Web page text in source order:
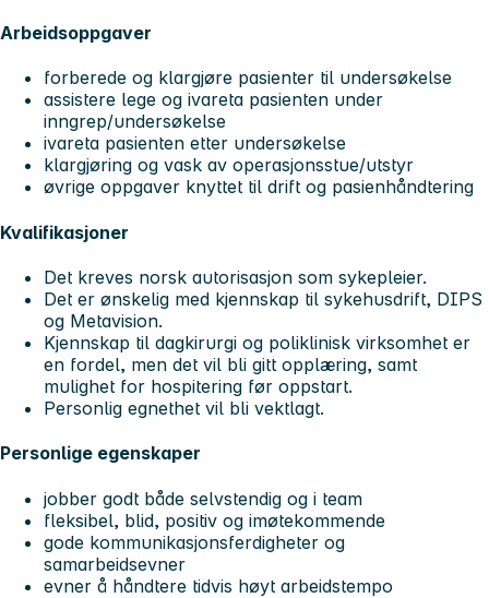
Arbeidsoppgaver
forberede og klargjøre pasienter til undersøkelse
assistere lege og ivareta pasienten under
inngrep/undersøkelse
ivareta pasienten etter undersøkelse
klargjøring og vask av operasjonsstue/utstyr
øvrige oppgaver knyttet til drift og pasienhåndtering
Kvalifikasjoner
Det kreves norsk autorisasjon som sykepleier.
Det er ønskelig med kjennskap til sykehusdrift, DIPS
og Metavision.
Kjennskap til dagkirurgi og poliklinisk virksomhet er
en fordel, men det vil bli gitt opplæring, samt
mulighet for hospitering før oppstart.
Personlig egnethet vil bli vektlagt.
Personlige egenskaper
jobber godt både selvstendig og i team
fleksibel, blid, positiv og imøtekommende
gode kommunikasjonsferdigheter og
samarbeidsevner
evner å håndtere tidvis høyt arbeidstempo